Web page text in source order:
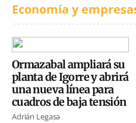
Economía y
Ormazabal ampliará su
planta de Igorre y abrirá
una nueva línea para
cuadros de baja tensión
Adrián Legasa